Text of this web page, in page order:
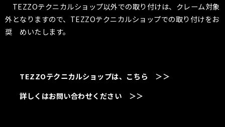
TEZZOテクニカルショップ以外での取り付けは、クレーム対象
外となりますので、TEZZOテクニカルショップでの取り付けをお
奨 めいたします。
TEZZOテクニカルショップは、こちら ＞＞
詳しくはお問い合わせください ＞＞